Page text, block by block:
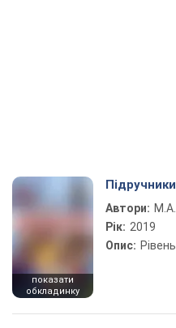
показати
обкладинку
Автори:
Рік: 2019
Опис: